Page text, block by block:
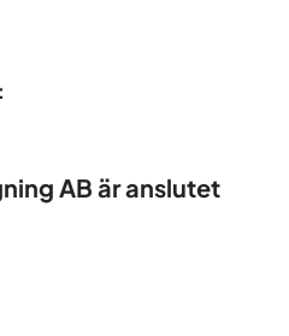
AB är anslutet